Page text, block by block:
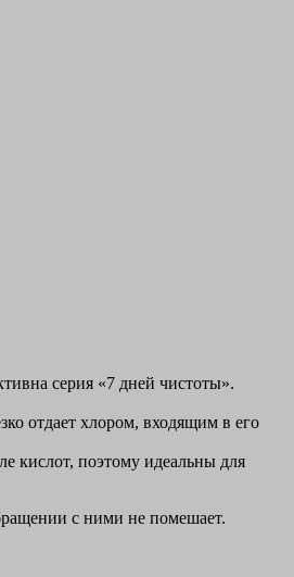
серия «7 дней чистоты».
отдает хлором, входящим в его
кислот, поэтому идеальны для
с ними не помешает.